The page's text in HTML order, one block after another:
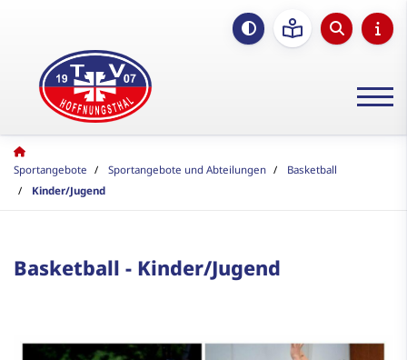
Sportangebote Sportangebote und Abteilungen
Basketball
Kinder/Jugend
Basketball - Kinder/Jugend